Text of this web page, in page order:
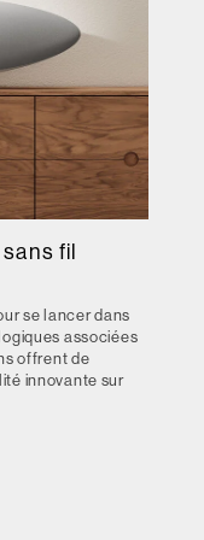
fil
se lancer dans
associées
offrent de
innovante sur